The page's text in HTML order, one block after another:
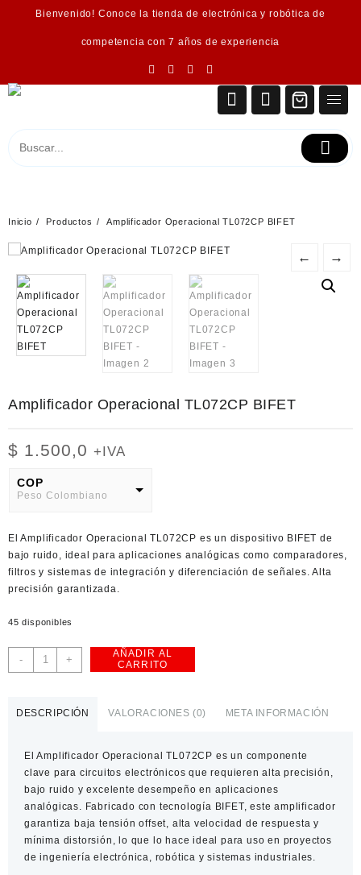
Bienvenido! Conoce la tienda de electrónica y robótica de
competencia con 7 años de experiencia
Inicio Productos Amplificador Operacional TL072CP BIFET
← →
Amplificador Operacional TL072CP BIFET
$ 1.500,0 +IVA
COP
Peso Colombiano
American Dollar
El Amplificador Operacional TL072CP es un dispositivo BIFET de
bajo ruido, ideal para aplicaciones analógicas como comparadores,
filtros y sistemas de integración y diferenciación de señales. Alta
precisión garantizada.
45 disponibles
-
Amplificador
Operacional
+
AÑADIR AL
CARRITO
DESCRIPCIÓN VALORACIONES (0) META INFORMACIÓN
El Amplificador Operacional TL072CP es un componente
clave para circuitos electrónicos que requieren alta precisión,
bajo ruido y excelente desempeño en aplicaciones
analógicas. Fabricado con tecnología BIFET, este amplificador
garantiza baja tensión offset, alta velocidad de respuesta y
mínima distorsión, lo que lo hace ideal para uso en proyectos
de ingeniería electrónica, robótica y sistemas industriales.